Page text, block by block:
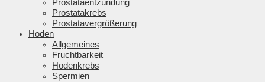
Prostataentzündung
Prostatakrebs
Prostatavergrößerung
Hoden
Allgemeines
Fruchtbarkeit
Hodenkrebs
Spermien